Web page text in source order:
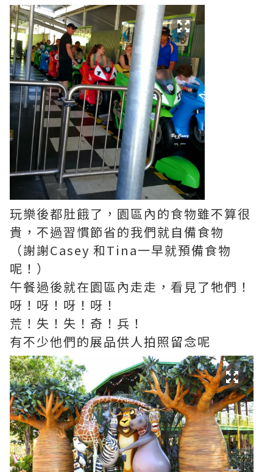
玩樂後都肚餓了，園區內的食物雖不算很
貴，不過習慣節省的我們就自備食物
（謝謝Casey 和Tina一早就預備食物
呢！）
午餐過後就在園區內走走，看見了牠們！
呀！呀！呀！呀！
荒！失！失！奇！兵！
有不少他們的展品供人拍照留念呢